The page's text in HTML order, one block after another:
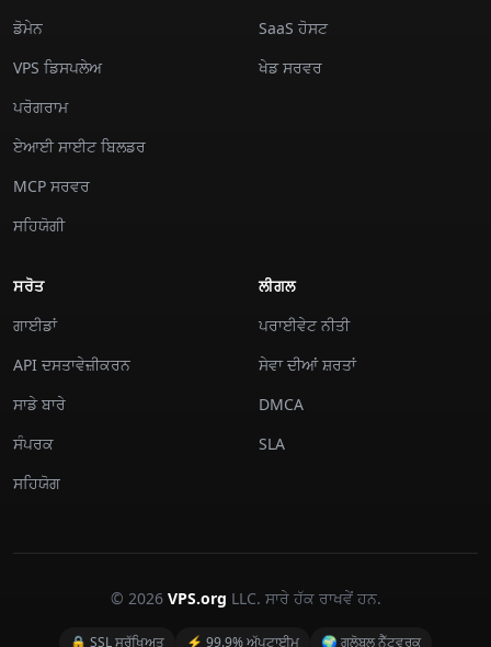
ਡੋਮੇਨ
VPS ਡਿਸਪਲੇਅ
ਪਰੋਗਰਾਮ
ਏਆਈ ਸਾਈਟ ਬਿਲਡਰ
MCP ਸਰਵਰ
ਸਹਿਯੋਗੀ
SaaS ਹੋਸਟ
ਖੇਡ ਸਰਵਰ
ਸਰੋਤ
ਗਾਈਡਾਂ
API ਦਸਤਾਵੇਜ਼ੀਕਰਨ
ਸਾਡੇ ਬਾਰੇ
ਸੰਪਰਕ
ਸਹਿਯੋਗ
ਲੀਗਲ
ਪਰਾਈਵੇਟ ਨੀਤੀ
ਸੇਵਾ ਦੀਆਂ ਸ਼ਰਤਾਂ
DMCA
SLA
© 2026 VPS.org LLC. ਸਾਰੇ ਹੱਕ ਰਾਖਵੇਂ ਹਨ.
🔒 SSL ਸੁਰੱਖਿਅਤ ⚡ 99.9% ਅੱਪਟਾਈਮ 🌍 ਗਲੋਬਲ ਨੈੱਟਵਰਕ